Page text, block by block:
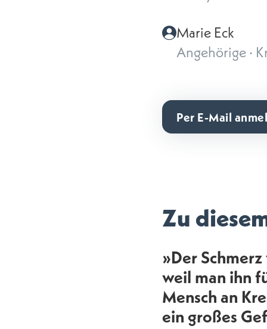
Marie Eck
Angehörige ·
Per E-Mail
Zu
»Der
weil man ihn
Mensch an
ein großes